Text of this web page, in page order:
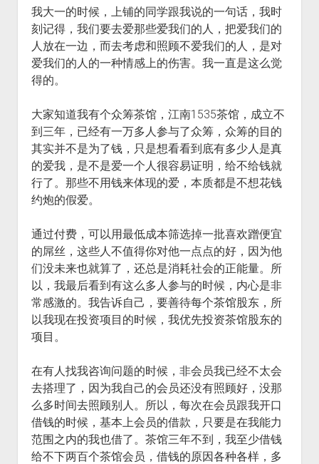
我大一的时候，上铺的同学跟我说的一句话，我时
刻记得，我们要去爱那些爱我们的人，把爱我们的
人放在一边，而去考虑和照顾不爱我们的人，是对
爱我们的人的一种情感上的伤害。我一直是这么觉
得的。
大家知道我有个众筹茶馆，江南1535茶馆，成立不
到三年，已经有一万多人参与了众筹，众筹的目的
其实并不是为了钱，只是想看看到底有多少人是真
的爱我，是不是爱一个人很容易证明，给不给钱就
行了。那些不用钱来体现的爱，本质都是不想花钱
约炮的假爱。
通过付费，可以用最低成本筛选掉一批喜欢蹭便宜
的屌丝，这些人不值得你对他一点点的好，因为他
们没未来也就算了，还总是消耗社会的正能量。所
以，我最后看到有这么多人参与的时候，内心是非
常感激的。我告诉自己，要善待每个茶馆股东，所
以我现在投资项目的时候，我优先投资茶馆股东的
项目。
在有人找我咨询问题的时候，非会员我已经不太会
去搭理了，因为我自己的会员还没有照顾好，没那
么多时间去照顾别人。所以，每次在会员跟我开口
借钱的时候，基本上会员的借款，只要是在我能力
范围之内的我也借了。茶馆三年不到，我至少借钱
给不下两百个茶馆会员，借钱的原因各种各样，多